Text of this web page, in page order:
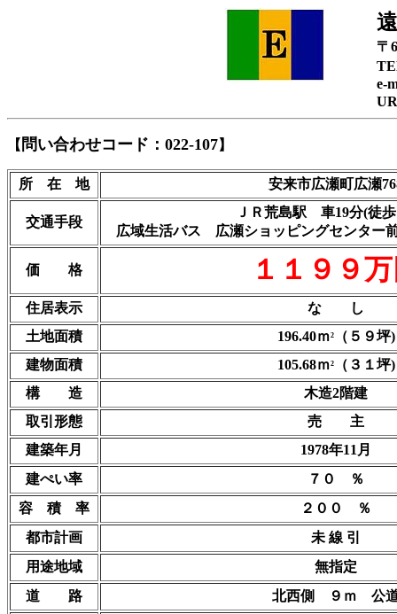
〒
e-
【 問い合わせコード：022-107】
所 在 地 安来市広瀬町広瀬
交通手段
ＪＲ荒島駅 車19分(徒歩
広域生活バス 広瀬ショッピングセンター
価 格 １１９９
住居表示
な し
土地面積
196.40ｍ2（５９坪)
建物面積
105.68ｍ2（３１坪)
構 造
木造2階建
取引形態
売 主
建築年月
1978年11月
建ぺい率
７０ ％
容 積 率
２００ ％
都市計画
未 線 引
用途地域
無指定
道 路
北西側 ９ｍ 公